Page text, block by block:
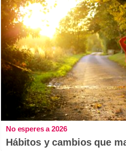
No esperes a 2026
Hábitos y cambios que